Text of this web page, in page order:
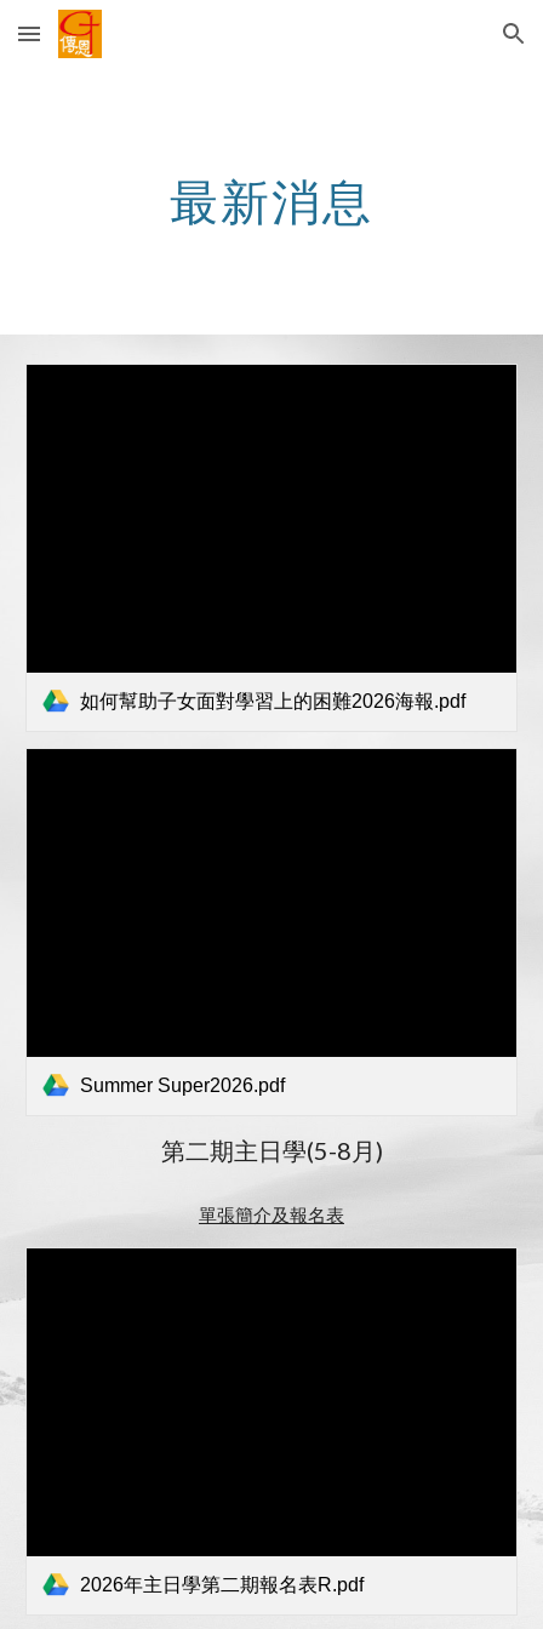
Skip to main content Skip to navigation
最新消息
如何幫助子女面對學習上的困難2026海報.pdf
Summer Super2026.pdf
第二期主日學(5-8月)
單張簡介及報名表
2026年主日學第二期報名表R.pdf